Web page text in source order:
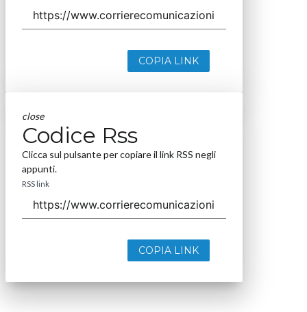
COPIA LINK
close
Codice Rss
Clicca sul pulsante per copiare il link RSS negli
appunti.
RSS link
COPIA LINK